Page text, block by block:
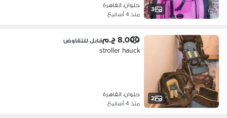
3
حلوان، القاهرة
منذ 4 أسابيع
2
8,000 ج.م قابل للتفاوض
stroller hauck
حلوان، القاهرة
منذ 4 أسابيع